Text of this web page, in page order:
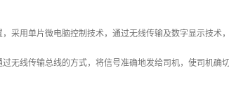
采用单片微电脑控制技术，通过无线传输及数字显示技
无线传输总线的方式，将信号准确地发给司机，使司机确